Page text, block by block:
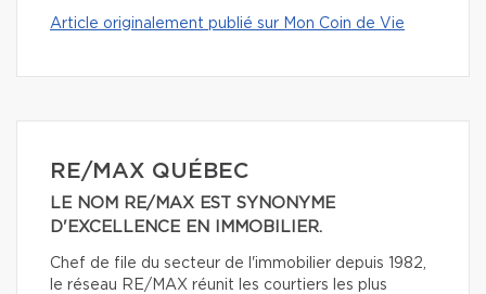
Article originalement publié sur Mon Coin de Vie
RE/MAX QUÉBEC
LE NOM RE/MAX EST SYNONYME
D'EXCELLENCE EN IMMOBILIER.
Chef de file du secteur de l'immobilier depuis 1982,
le réseau RE/MAX réunit les courtiers les plus